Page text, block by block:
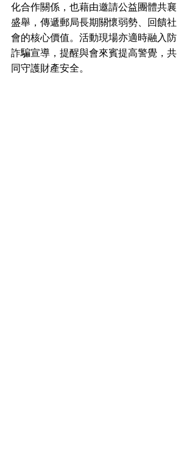
化合作關係，也藉由邀請公益團體共襄
盛舉，傳遞郵局長期關懷弱勢、回饋社
會的核心價值。活動現場亦適時融入防
詐騙宣導，提醒與會來賓提高警覺，共
同守護財產安全。